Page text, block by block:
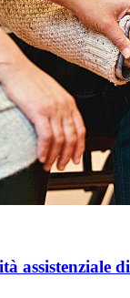
assistenziale